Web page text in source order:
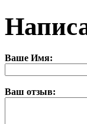
Ваше Имя:
Ваш отзыв: